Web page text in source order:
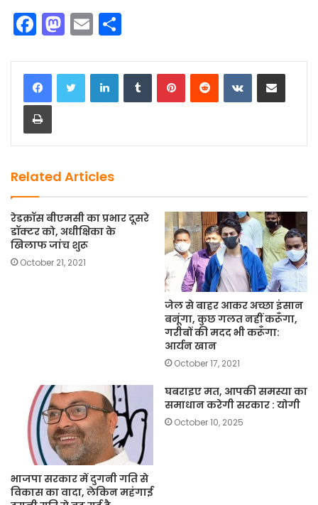
F
a
c
e
b
o
k
M
a
st
o
o
E
m
ai ar
LinkedInTumblrPinterestReddit VKontakteShare via Email
Print
Related Articles
रेडक्रॉस बीएमसी का प्रभार दूसरे
डॉक्टर को, अधीक्षिका के
खिलाफ जांच शुरू
October 21, 2021
जेल से बाहर आकर अच्छा इंसान
बनूंगा, कुछ गलत नहीं करूँगा,
गरीबों की मदद भी करूँगा:
आर्यन खान
October 17, 2021
भाजपा सरकार में दुगनी गति से
विकास का वादा, लेकिन महंगाई
घबराइए मत, आपकी समस्या का
समाधान करेगी सरकार : योगी
October 10, 2025